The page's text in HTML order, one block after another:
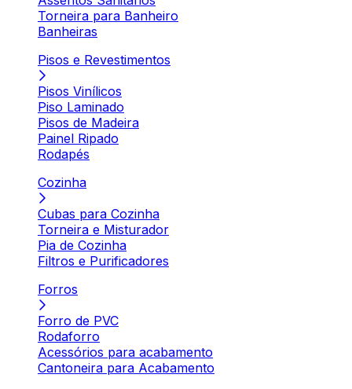
Torneira para Banheiro
Banheiras
Pisos e Revestimentos
Pisos Vinílicos
Piso Laminado
Pisos de Madeira
Painel Ripado
Rodapés
Cozinha
Cubas para Cozinha
Torneira e Misturador
Pia de Cozinha
Filtros e Purificadores
Forros
Forro de PVC
Rodaforro
Acessórios para acabamento
Cantoneira para Acabamento